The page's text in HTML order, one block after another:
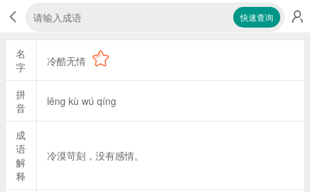
快速查询
名
字
冷酷无情
拼
音
lěng kù wú qíng
成
语
解
释
冷漠苛刻，没有感情。